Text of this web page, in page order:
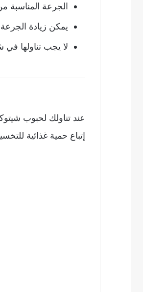
الجرعة المناسبة
يمكن زيادة
لا يجب تناولها
إتباع حمية غذائية